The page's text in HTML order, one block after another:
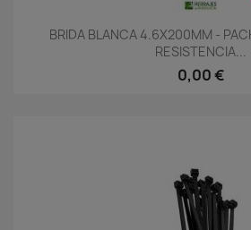
BRIDA BLANCA 4.6X200MM -
RESISTENCIA...
0,00 €